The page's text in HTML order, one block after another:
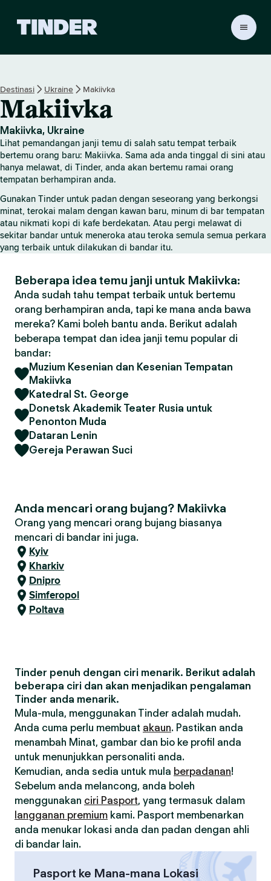
a
n
U
a
m
a
T
n
d
e
r
Destinasi Ukraine Makiivka
Makiivka
Makiivka, Ukraine
Lihat pemandangan janji temu di salah satu tempat terbaik
bertemu orang baru: Makiivka. Sama ada anda tinggal di sini atau
hanya melawat, di Tinder, anda akan bertemu ramai orang
tempatan berhampiran anda.
Gunakan Tinder untuk padan dengan seseorang yang berkongsi
minat, terokai malam dengan kawan baru, minum di bar tempatan
atau nikmati kopi di kafe berdekatan. Atau pergi melawat di
sekitar bandar untuk meneroka atau teroka semula semua perkara
yang terbaik untuk dilakukan di bandar itu.
Beberapa idea temu janji untuk Makiivka:
Anda sudah tahu tempat terbaik untuk bertemu
orang berhampiran anda, tapi ke mana anda bawa
mereka? Kami boleh bantu anda. Berikut adalah
beberapa tempat dan idea janji temu popular di
bandar:
Muzium Kesenian dan Kesenian Tempatan
Makiivka
Katedral St. George
Donetsk Akademik Teater Rusia untuk
Penonton Muda
Dataran Lenin
Gereja Perawan Suci
Anda mencari orang bujang? Makiivka
Orang yang mencari orang bujang biasanya
mencari di bandar ini juga.
Kyiv
Kharkiv
Dnipro
Simferopol
Poltava
Tinder penuh dengan ciri menarik. Berikut adalah
beberapa ciri dan akan menjadikan pengalaman
Tinder anda menarik.
Mula-mula, menggunakan Tinder adalah mudah.
Anda cuma perlu membuat akaun. Pastikan anda
menambah Minat, gambar dan bio ke profil anda
untuk menunjukkan personaliti anda.
Kemudian, anda sedia untuk mula berpadanan!
Sebelum anda melancong, anda boleh
menggunakan ciri Pasport, yang termasuk dalam
langganan premium kami. Pasport membenarkan
anda menukar lokasi anda dan padan dengan ahli
di bandar lain.
Pasport ke Mana-mana Lokasi